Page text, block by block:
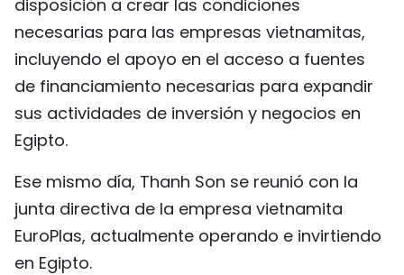
disposición a crear las condiciones
necesarias para las empresas vietnamitas,
incluyendo el apoyo en el acceso a fuentes
de financiamiento necesarias para expandir
sus actividades de inversión y negocios en
Egipto.
Ese mismo día, Thanh Son se reunió con la
junta directiva de la empresa vietnamita
EuroPlas, actualmente operando e invirtiendo
en Egipto.